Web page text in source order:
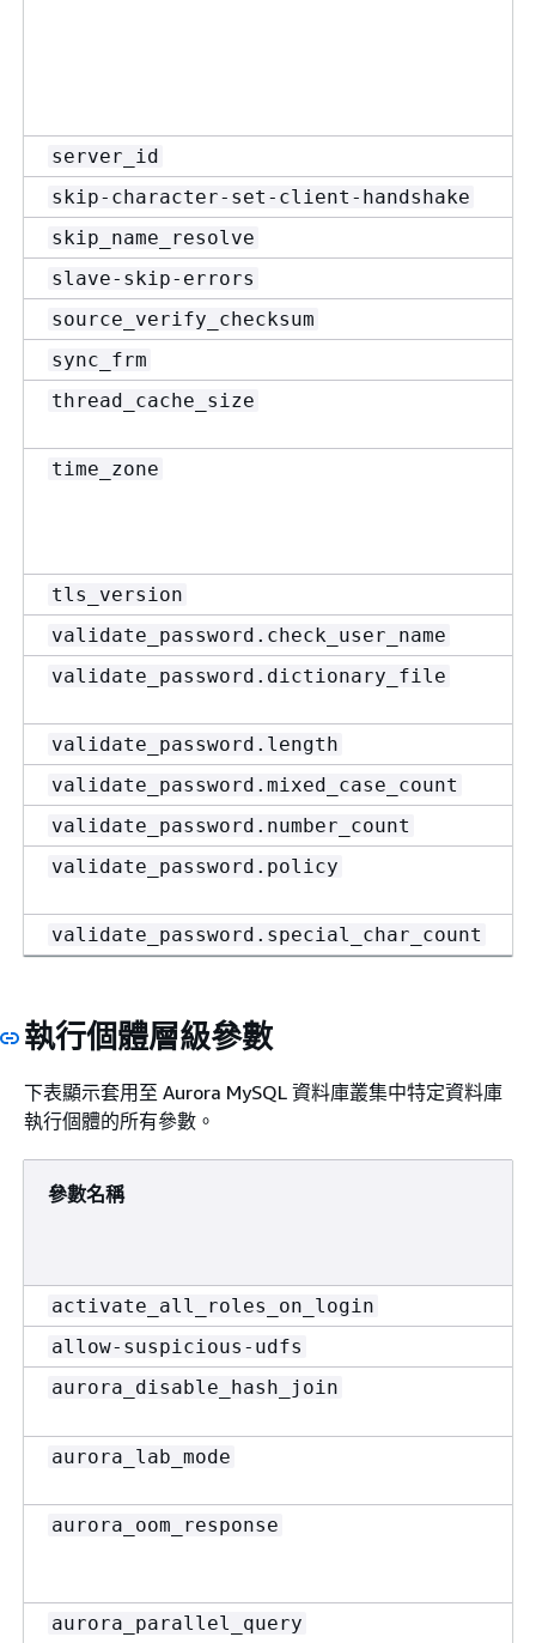
server_id
skip-character-set-client-handshake
skip_name_resolve
slave-skip-errors
source_verify_checksum
sync_frm
thread_cache_size
time_zone
tls_version
validate_password.check_user_name
validate_password.dictionary_file
validate_password.length
validate_password.mixed_case_count
validate_password.number_count
validate_password.policy
validate_password.special_char_count
執行個體層級參數
下表顯示套用至 Aurora MySQL 資料庫叢集中特定資料庫
執行個體的所有參數。
參數名稱
activate_all_roles_on_login
allow-suspicious-udfs
aurora_disable_hash_join
aurora_lab_mode
aurora_oom_response
aurora_parallel_query